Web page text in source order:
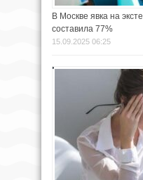
В Москве явка на
составила 77%
15.09.2025 06:25